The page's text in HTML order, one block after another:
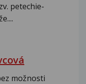
petechie-
možnosti